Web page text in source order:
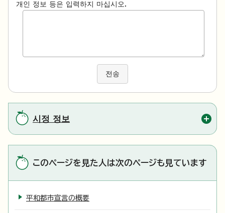
개인 정보 등은 입력하지 마십시오.
전송
시정 정보
このページを見た人は次のページも見ています
平和都市宣言の概要